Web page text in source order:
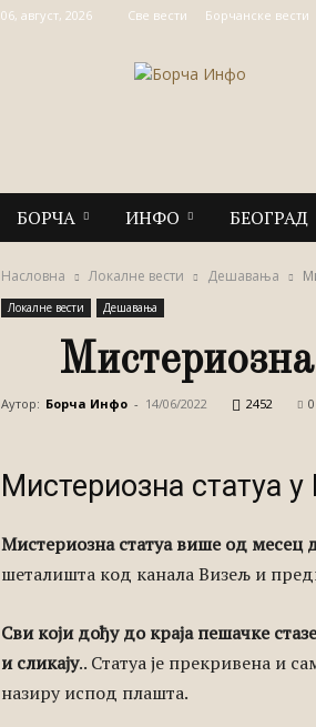
06, август, 2026 Све вести Борчанске вести
БОРЧА ИНФО БЕОГРАД
Насловна Локалне вести Дешавања
Локалне вести Дешавања
Аутор: Борча Инфо - 14/06/2022 2452 0
Мистериозна статуа у
Мистериозна статуа више од месец
шеталишта код канала Визељ и
Сви који дођу до краја пешачке
и сликају.. Статуа је прекривена и
назиру испод плашта.